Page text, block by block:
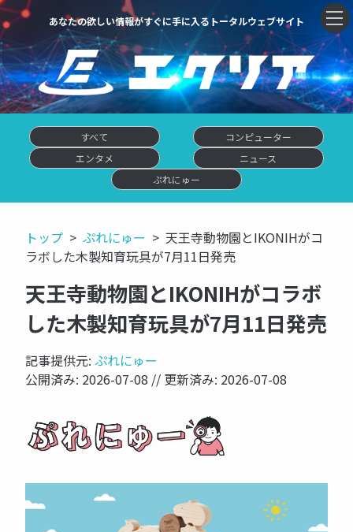
あなたの欲しい情報がすぐに手に入るトータルウェブサイト
すべて
コンピューター
エンタメ
ニュース
ぷれにゅー
トップ ぷれにゅー
天王寺動物園とIKONIHがコ
ラボした木製知育玩具が7月11日発売
天王寺動物園とIKONIHがコラボ
した木製知育玩具が7月11日発売
記事提供元: ぷれにゅー
公開済み: 2026-07-08 // 更新済み: 2026-07-08